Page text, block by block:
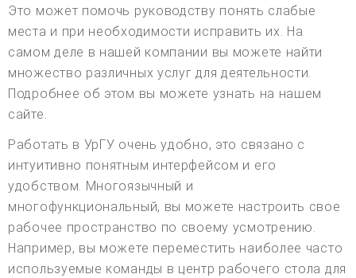
Это может помочь руководству понять слабые
места и при необходимости исправить их. На
самом деле в нашей компании вы можете найти
множество различных услуг для деятельности.
Подробнее об этом вы можете узнать на нашем
сайте.
Работать в УрГУ очень удобно, это связано с
интуитивно понятным интерфейсом и его
удобством. Многоязычный и
многофункциональный, вы можете настроить свое
рабочее пространство по своему усмотрению.
Например, вы можете переместить наиболее часто
используемые команды в центр рабочего стола для